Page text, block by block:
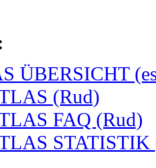
ÜBERSICHT
(Rud)
FAQ (Rud)
STATISTIK